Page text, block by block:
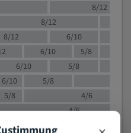
8/12
8/12
8/12 6/10
6/10
5/8
6/10
5/8
6/10 5/8
5/8
4/6
4/6
4/5